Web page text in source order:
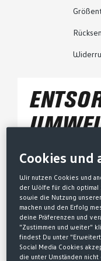
GEN
DEM
(BATTDG)
Cookies und
Wir nutzen Cookies und
der Wölfe für dich
sowie die Nutzung
machen und den Erfolg
deine Präferenzen und
"Zustimmen und weiter"
findest Du unter
Social Media Cookies
die unter Umständen nicht